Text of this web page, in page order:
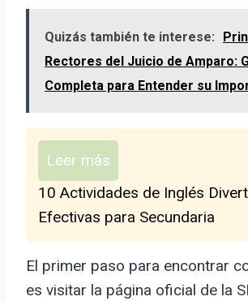
Quizás también te interese:
Rectores del Juicio de Amparo:
Completa para Entender su
Leer más
10 Actividades de Inglés
Efectivas para Secundaria
El primer paso para encontrar
es visitar la página oficial de la